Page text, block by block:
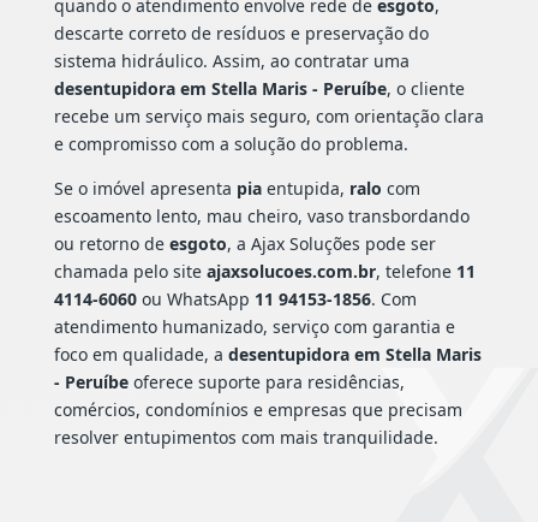
quando o atendimento envolve rede de esgoto,
descarte correto de resíduos e preservação do
sistema hidráulico. Assim, ao contratar uma
desentupidora em Stella Maris - Peruíbe, o cliente
recebe um serviço mais seguro, com orientação clara
e compromisso com a solução do problema.
Se o imóvel apresenta piaentupida, ralo com
escoamento lento, mau cheiro, vaso transbordando
ou retorno de esgoto, a Ajax Soluções pode ser
chamada pelo site ajaxsolucoes.com.br, telefone 11
4114-6060ou WhatsApp 11 94153-1856. Com
atendimento humanizado, serviço com garantia e
foco em qualidade, a desentupidora em Stella Maris
- Peruíbeoferece suporte para residências,
comércios, condomínios e empresas que precisam
resolver entupimentos com mais tranquilidade.